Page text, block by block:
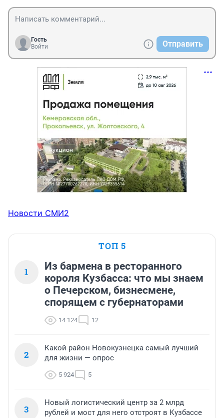
Гость
Войти
Отправить
Новости СМИ2
ТОП 5
1
Из бармена в ресторанного
короля Кузбасса: что мы знаем
о Печерском, бизнесмене,
спорящем с губернаторами
14 124 12
2
Какой район Новокузнецка самый лучший
для жизни — опрос
5 924 5
3
Новый логистический центр за 2 млрд
рублей и мост для него отстроят в Кузбассе